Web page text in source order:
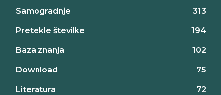
Samogradnje 313
Pretekle številke 194
Baza znanja 102
Download 75
Literatura 72